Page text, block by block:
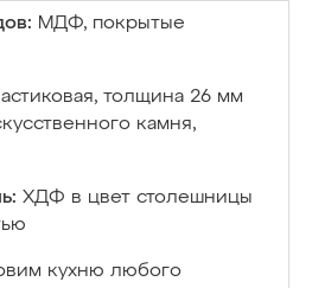
МДФ, покрытые
толщина 26 мм
камня,
ХДФ в цвет столешницы
кухню любого